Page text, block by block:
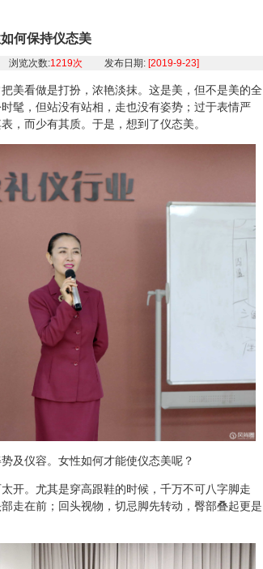
何保持仪态美
浏览次数:1219次 发布日期: [2019-9-23]
看做是打扮，浓艳淡抹。这是美，但不是美的全
髦，但站没有站相，走也没有姿势；过于表情严
，而少有其质。于是，想到了仪态美。
仪容。女性如何才能使仪态美呢？
。尤其是穿高跟鞋的时候，千万不可八字脚走
走在前；回头视物，切忌脚先转动，臀部叠起更是